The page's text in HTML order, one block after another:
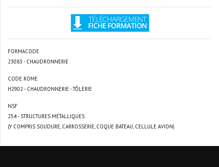
FORMACODE
23083 - CHAUDRONNERIE
CODE ROME
H2902 - CHAUDRONNERIE - TÔLERIE
NSF
254 - STRUCTURES MÉTALLIQUES
(Y COMPRIS SOUDURE, CARROSSERIE, COQUE BATEAU, CELLULE AVION)